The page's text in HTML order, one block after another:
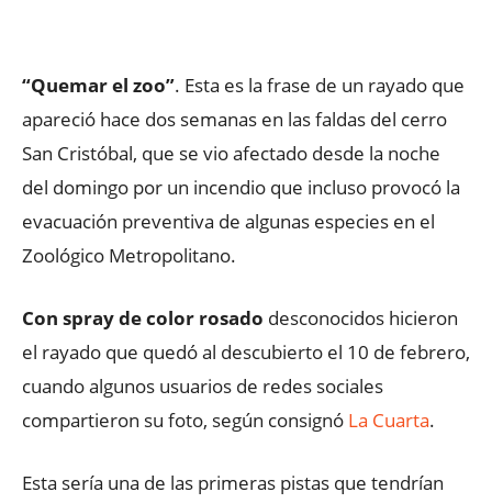
“Quemar el zoo”. Esta es la frase de un rayado que
apareció hace dos semanas en las faldas del cerro
San Cristóbal, que se vio afectado desde la noche
del domingo por un incendio que incluso provocó la
evacuación preventiva de algunas especies en el
Zoológico Metropolitano.
Con spray de color rosado desconocidos hicieron
el rayado que quedó al descubierto el 10 de febrero,
cuando algunos usuarios de redes sociales
compartieron su foto, según consignó La Cuarta.
Esta sería una de las primeras pistas que tendrían